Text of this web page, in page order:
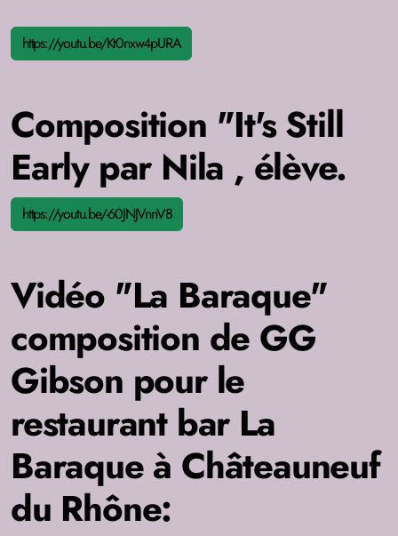
https://youtu.be/Kt0nxw4pURA
Composition "It's Still
Early par Nila , élève.
https://youtu.be/-60JNJVnnV8
Vidéo "La Baraque"
composition de GG
Gibson pour le
restaurant bar La
Baraque à Châteauneuf
du Rhône: